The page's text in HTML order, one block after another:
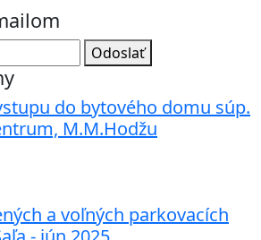
Odoslať
do bytového domu súp.
M.M.Hodžu
a voľných parkovacích